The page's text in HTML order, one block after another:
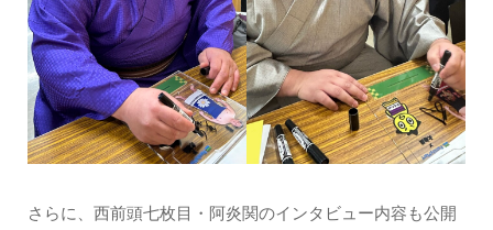
さらに、西前頭七枚目・阿炎関のインタビュー内容も公開